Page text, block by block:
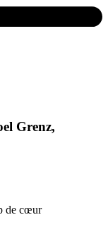
Grenz,
de cœur